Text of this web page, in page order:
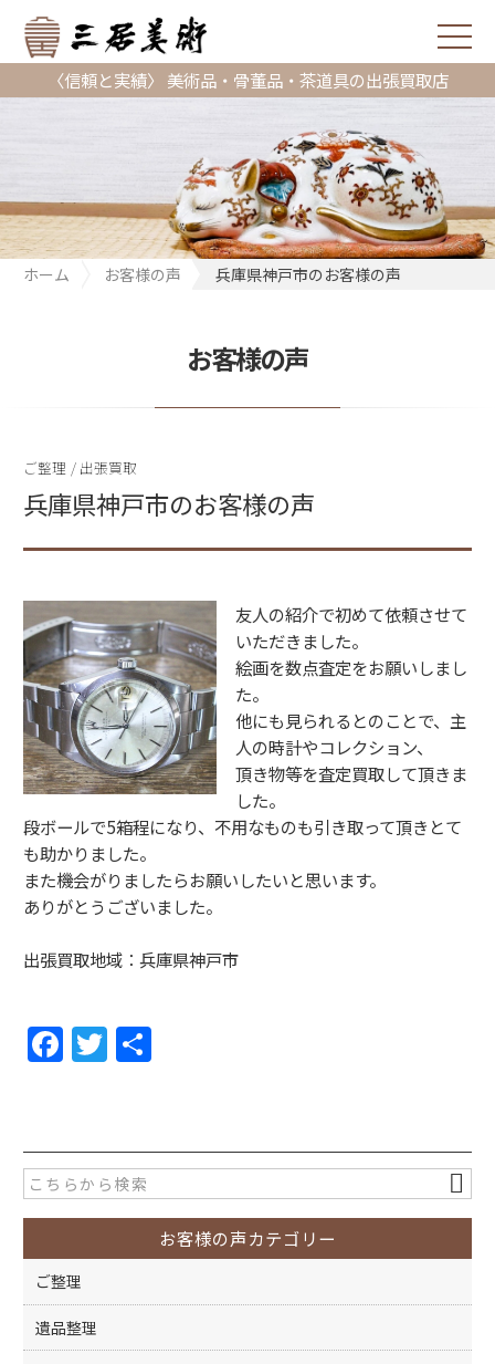
〈信頼と実績〉 美術品・骨董品・茶道具の出張買取店
ホーム お客様の声 兵庫県神戸市のお客様の声
お客様の声
ご整理 / 出張買取
兵庫県神戸市のお客様の声
友人の紹介で初めて依頼させて
いただきました。
絵画を数点査定をお願いしまし
た。
他にも見られるとのことで、主
人の時計やコレクション、
頂き物等を査定買取して頂きま
した。
段ボールで5箱程になり、不用なものも引き取って頂きとて
も助かりました。
また機会がりましたらお願いしたいと思います。
ありがとうございました。
出張買取地域：兵庫県神戸市
F
e
b
o
o
k
T
er
お客様の声カテゴリー
ご整理
遺品整理